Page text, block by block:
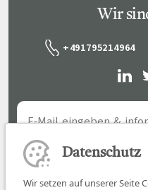
Wir
+491795214964
Datenschutz
Wir setzen auf unserer Seite